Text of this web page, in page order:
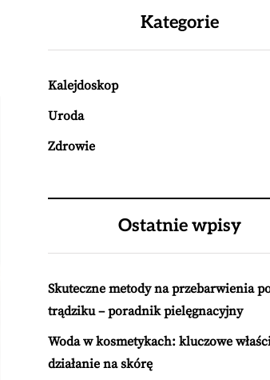
Kategorie
Kalejdoskop
Uroda
Zdrowie
Ostatnie wpisy
Skuteczne metody na przebarwienia
trądziku – poradnik pielęgnacyjny
Woda w kosmetykach: kluczowe
działanie na skórę